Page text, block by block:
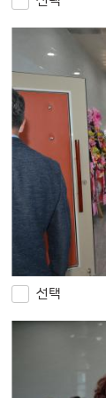
선택